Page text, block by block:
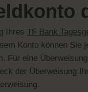
Ihres TF Bank
Konto können Sie
Für eine
der Überweisung